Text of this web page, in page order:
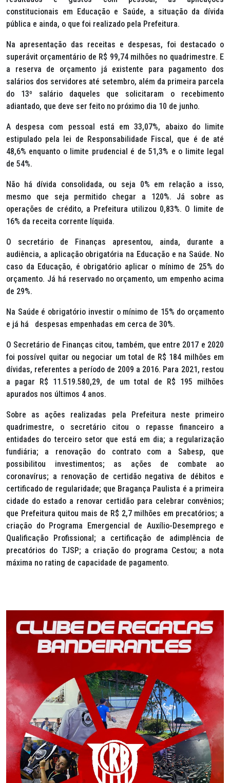
constitucionais em Educação e Saúde, a situação da dívida
pública e ainda, o que foi realizado pela Prefeitura.
Na apresentação das receitas e despesas, foi destacado o
superávit orçamentário de R$ 99,74 milhões no quadrimestre. E
a reserva de orçamento já existente para pagamento dos
salários dos servidores até setembro, além da primeira parcela
do 13º salário daqueles que solicitaram o recebimento
adiantado, que deve ser feito no próximo dia 10 de junho.
A despesa com pessoal está em 33,07%, abaixo do limite
estipulado pela lei de Responsabilidade Fiscal, que é de até
48,6% enquanto o limite prudencial é de 51,3% e o limite legal
de 54%.
Não há dívida consolidada, ou seja 0% em relação a isso,
mesmo que seja permitido chegar a 120%. Já sobre as
operações de crédito, a Prefeitura utilizou 0,83%. O limite de
16% da receita corrente líquida.
O secretário de Finanças apresentou, ainda, durante a
audiência, a aplicação obrigatória na Educação e na Saúde. No
caso da Educação, é obrigatório aplicar o mínimo de 25% do
orçamento. Já há reservado no orçamento, um empenho acima
de 29%.
Na Saúde é obrigatório investir o mínimo de 15% do orçamento
e já há despesas empenhadas em cerca de 30%.
O Secretário de Finanças citou, também, que entre 2017 e 2020
foi possível quitar ou negociar um total de R$ 184 milhões em
dívidas, referentes a período de 2009 a 2016. Para 2021, restou
a pagar R$ 11.519.580,29, de um total de R$ 195 milhões
apurados nos últimos 4 anos.
Sobre as ações realizadas pela Prefeitura neste primeiro
quadrimestre, o secretário citou o repasse financeiro a
entidades do terceiro setor que está em dia; a regularização
fundiária; a renovação do contrato com a Sabesp, que
possibilitou investimentos; as ações de combate ao
coronavírus; a renovação de certidão negativa de débitos e
certificado de regularidade; que Bragança Paulista é a primeira
cidade do estado a renovar certidão para celebrar convênios;
que Prefeitura quitou mais de R$ 2,7 milhões em precatórios; a
criação do Programa Emergencial de Auxílio-Desemprego e
Qualificação Profissional; a certificação de adimplência de
precatórios do TJSP; a criação do programa Cestou; a nota
máxima no rating de capacidade de pagamento.